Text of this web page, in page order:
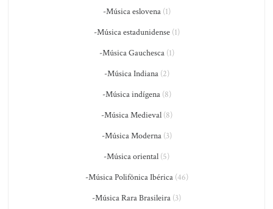
-Música eslovena(1)
-Música estadunidense(1)
-Música Gauchesca(1)
-Música Indiana(2)
-Música indígena(8)
-Música Medieval(8)
-Música Moderna(3)
-Música oriental (5)
-Música Polifônica Ibérica(46)
-Música Rara Brasileira (3)